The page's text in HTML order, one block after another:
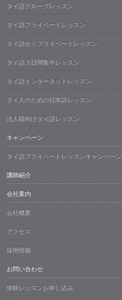
タイ語グループレッスン
タイ語プライベートレッスン
タイ語セミプライベートレッスン
タイ語３日間集中レッスン
タイ語インターネットレッスン
タイ人のための日本語レッスン
法人様向けタイ語レッスン
キャンペーン
タイ語プライベートレッスンキャンペーン
講師紹介
会社案内
会社概要
アクセス
採用情報
お問い合わせ
体験レッスンお申し込み